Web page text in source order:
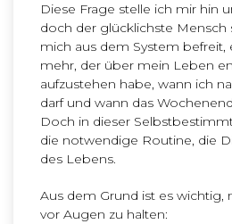
Diese Frage stelle ich mir hin
doch der glücklichste Mensch
mich aus dem System
mehr, der über mein Leben
aufzustehen habe, wann ich
darf und wann das
Doch in dieser
die notwendige Routine, die
des Lebens.
Aus dem Grund ist es wichtig,
vor Augen zu halten: